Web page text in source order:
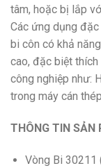
tâm, hoặc bị lắp
Các ứng dụng
bi côn có khả
cao, đặc biệt
công nghiệp như:
trong máy cán
THÔNG TIN SẢN
Vòng Bi 30211